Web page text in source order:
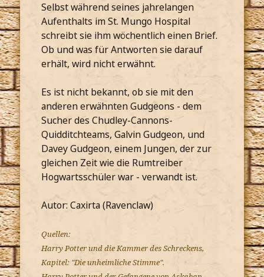
Selbst während seines jahrelangen
Aufenthalts im St. Mungo Hospital
schreibt sie ihm wöchentlich einen Brief.
Ob und was für Antworten sie darauf
erhält, wird nicht erwähnt.
Es ist nicht bekannt, ob sie mit den
anderen erwähnten Gudgeons - dem
Sucher des Chudley-Cannons-
Quidditchteams, Galvin Gudgeon, und
Davey Gudgeon, einem Jungen, der zur
gleichen Zeit wie die Rumtreiber
Hogwartsschüler war - verwandt ist.
Autor: Caxirta (Ravenclaw)
Quellen:
Harry Potter und die Kammer des Schreckens,
Kapitel: "Die unheimliche Stimme".